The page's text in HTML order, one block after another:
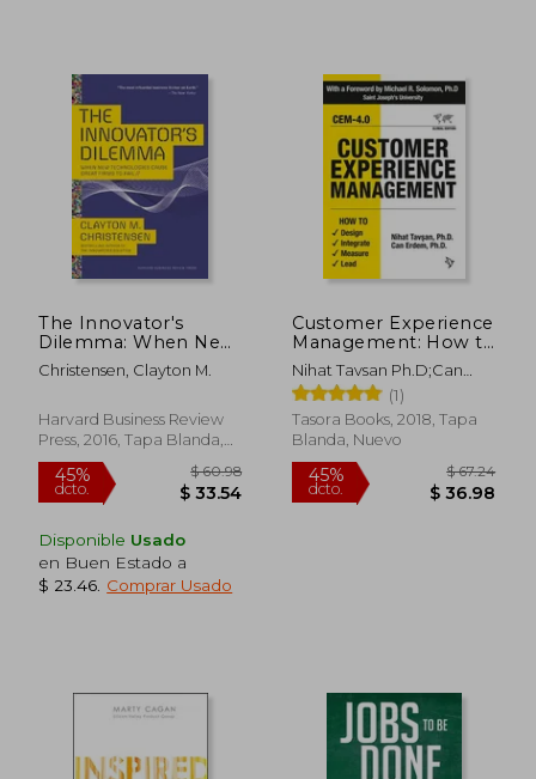
$ 15.71
Rápido
45%
dcto. $
The Innovator's
Dilemma: When New
Technologies Cause
Great Firms to Fail
Christensen, Clayton M.
Harvard Business Review
Press, 2016, Tapa Blanda,
Nuevo
Disponible Usado
en Buen Estado a
$ 23.46 Comprar Usado
Customer Experience
Management: How to
Design, Integrate,
Measure and Lead (en
Inglés)
Nihat Tavsan Ph.D;Can
Erdem Ph.D (1)
Tasora Books, 2018, Tapa
Blanda, Nuevo